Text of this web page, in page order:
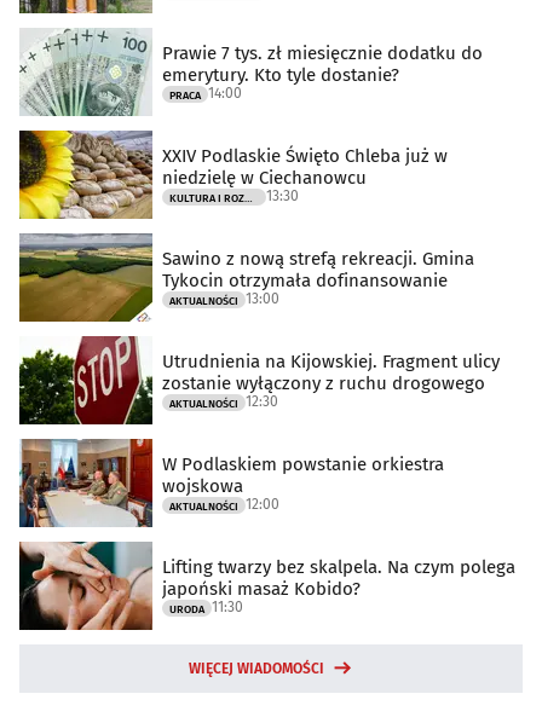
Prawie 7 tys. zł miesięcznie dodatku do
emerytury. Kto tyle dostanie?
PRACA 14:00
XXIV Podlaskie Święto Chleba już w
niedzielę w Ciechanowcu
13:30
Sawino z nową strefą rekreacji. Gmina
Tykocin otrzymała dofinansowanie
AKTUALNOŚCI 13:00
Utrudnienia na Kijowskiej. Fragment ulicy
zostanie wyłączony z ruchu drogowego
AKTUALNOŚCI 12:30
W Podlaskiem powstanie orkiestra
wojskowa
AKTUALNOŚCI 12:00
Lifting twarzy bez skalpela. Na czym polega
japoński masaż Kobido?
URODA 11:30
WIĘCEJ WIADOMOŚCI